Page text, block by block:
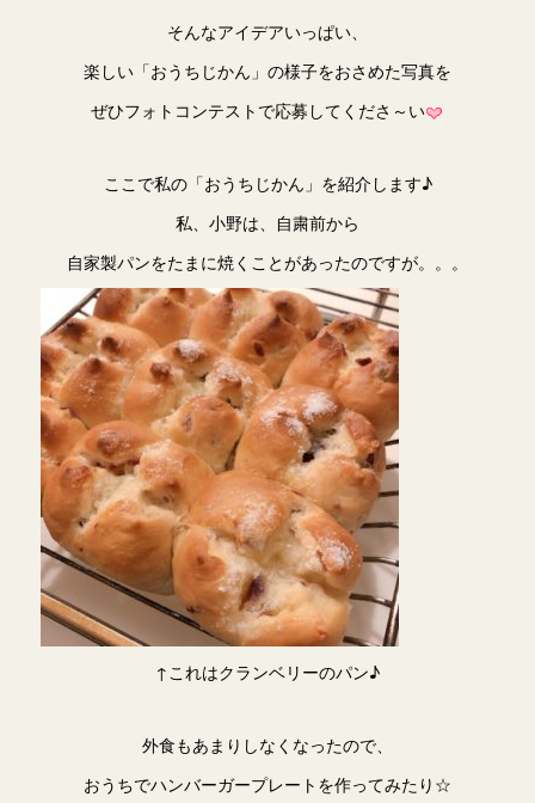
そんなアイデアいっぱい、
楽しい「おうちじかん」の様子をおさめた写真を
ぜひフォトコンテストで応募してくださ～い
ここで私の「おうちじかん」を紹介します♪
私、小野は、自粛前から
自家製パンをたまに焼くことがあったのですが。。。
↑これはクランベリーのパン♪
外食もあまりしなくなったので、
おうちでハンバーガープレートを作ってみたり☆